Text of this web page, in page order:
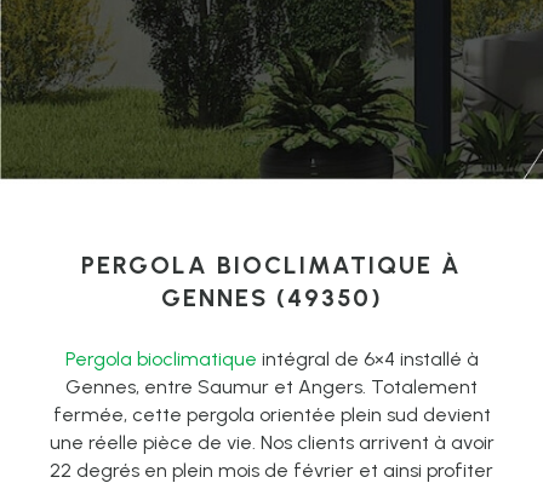
PERGOLA BIOCLIMATIQUE À
GENNES (49350)
Pergola bioclimatique intégral de 6×4 installé à
Gennes, entre Saumur et Angers. Totalement
fermée, cette pergola orientée plein sud devient
une réelle pièce de vie. Nos clients arrivent à avoir
22 degrés en plein mois de février et ainsi profiter